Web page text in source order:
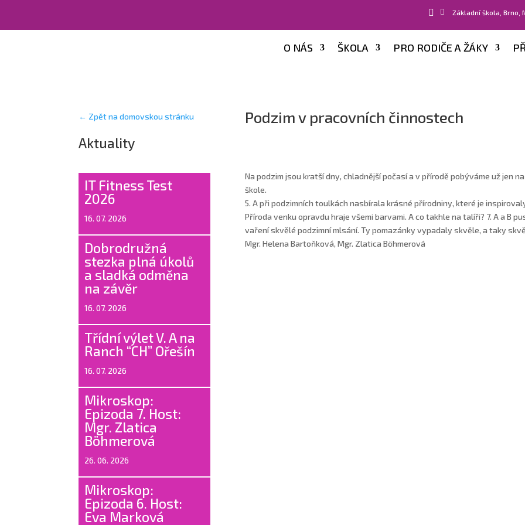
  Základní škola, Brno,
O NÁS ŠKOLA PRO RODIČE A ŽÁKY
← Zpět na domovskou stránku
Aktuality
IT Fitness Test
2026
16. 07. 2026
Dobrodružná
stezka plná úkolů
a sladká odměna
na závěr
16. 07. 2026
Třídní výlet V. A na
Ranch “CH” Ořešín
16. 07. 2026
Mikroskop:
Epizoda 7. Host:
Mgr. Zlatica
Böhmerová
26. 06. 2026
Mikroskop:
Epizoda 6. Host:
Eva Marková
Podzim v pracovních činnostech
Na podzim jsou kratší dny, chladnější počasí a v přírodě pobýváme už jen
škole.
5. A při podzimních toulkách nasbírala krásné přírodniny, které je
Příroda venku opravdu hraje všemi barvami. A co takhle na talíři? 7. A a B
vaření skvělé podzimní mlsání. Ty pomazánky vypadaly skvěle, a taky
Mgr. Helena Bartoňková, Mgr. Zlatica Böhmerová